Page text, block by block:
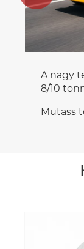
A nagy
8/10
Mutass